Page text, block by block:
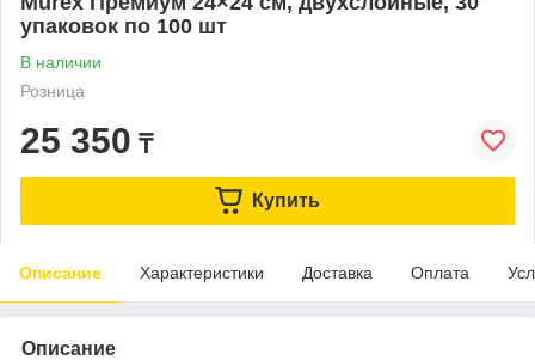
упаковок по 100 шт
В наличии
Розница
25 350 ₸
Купить
Описание Характеристики Доставка Оплата
Описание